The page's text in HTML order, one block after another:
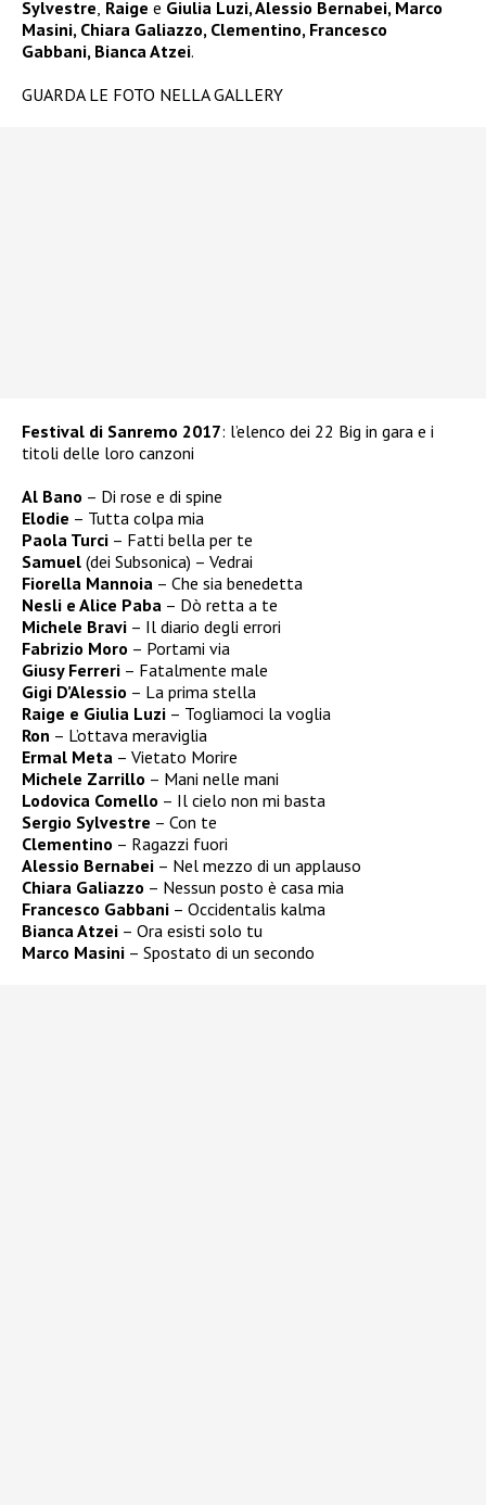
Sylvestre, Raige e Giulia Luzi, Alessio Bernabei, Marco
Masini, Chiara Galiazzo, Clementino, Francesco
Gabbani,Bianca Atzei.
GUARDA LE FOTO NELLA GALLERY
Festival di Sanremo 2017: l’elenco dei 22 Big in gara e i
titoli delle loro canzoni
Al Bano – Di rose e di spine
Elodie – Tutta colpa mia
Paola Turci – Fatti bella per te
Samuel (dei Subsonica) – Vedrai
Fiorella Mannoia – Che sia benedetta
Nesli e Alice Paba – Dò retta a te
Michele Bravi – Il diario degli errori
Fabrizio Moro – Portami via
Giusy Ferreri – Fatalmente male
Gigi D’Alessio – La prima stella
Raige e Giulia Luzi – Togliamoci la voglia
Ron – L’ottava meraviglia
Ermal Meta – Vietato Morire
Michele Zarrillo – Mani nelle mani
Lodovica Comello – Il cielo non mi basta
Sergio Sylvestre – Con te
Clementino – Ragazzi fuori
Alessio Bernabei – Nel mezzo di un applauso
Chiara Galiazzo – Nessun posto è casa mia
Francesco Gabbani – Occidentalis kalma
Bianca Atzei – Ora esisti solo tu
Marco Masini – Spostato di un secondo